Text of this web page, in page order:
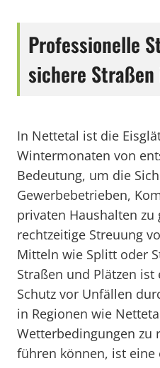
Professionelle
sichere
In Nettetal ist die
Wintermonaten von
Bedeutung, um die
Gewerbebetrieben,
privaten Haushalten
rechtzeitige Streuung
Mitteln wie Splitt oder
Straßen und Plätzen
Schutz vor Unfällen
in Regionen wie
Wetterbedingungen zu
führen können, ist eine